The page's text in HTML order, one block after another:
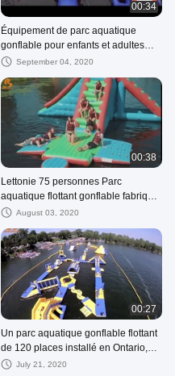
00:34
Équipement de parc aquatique
gonflable pour enfants et adultes
des Jeux aquatiques du Cambodge
September 04, 2020
00:38
Lettonie 75 personnes Parc
aquatique flottant gonflable fabriqué
par Bounica
August 03, 2020
00:27
Un parc aquatique gonflable flottant
de 120 places installé en Ontario,
Canada
July 21, 2020